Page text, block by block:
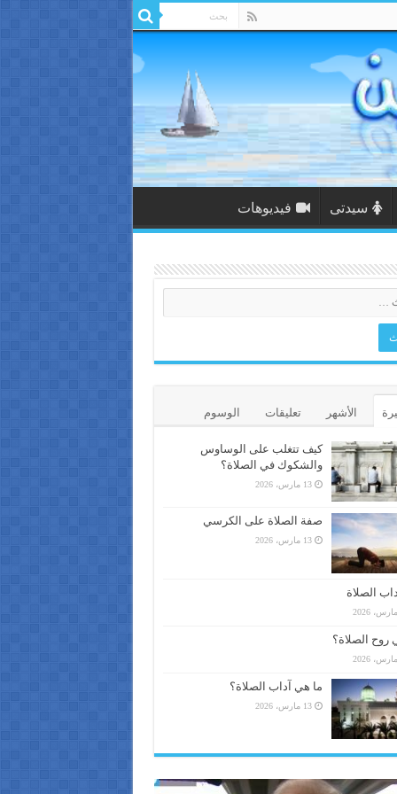
سيدتى فيديوهات
الأشهر تعليقات الوسوم
كيف تتغلب على الوساوس
والشكوك في الصلاة؟
13 مارس، 2026
صفة الصلاة على الكرسي
13 مارس، 2026
الصلاة
روح الصلاة؟
ما هي آداب الصلاة؟
13 مارس، 2026